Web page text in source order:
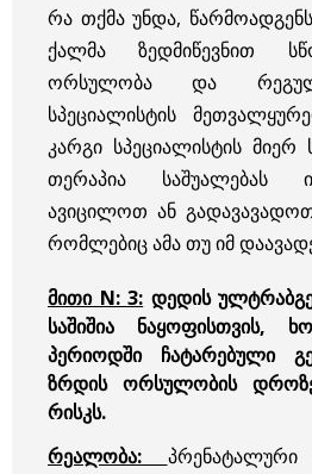
რა თქმა უნდა,
ქალმა ზედმიწევნით
ორსულობა და
სპეციალისტის
კარგი სპეციალისტის
თერაპია საშუალებას
ავიცილოთ ან
რომლებიც ამა თუ იმ
მითი N: 3: დედის
საშიშია ნაყოფისთვის,
პერიოდში ჩატარებული
ზრდის ორსულობის
რისკს.
რეალობა: პრენატალური